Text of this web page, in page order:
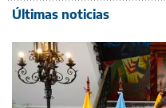
Últimas noticias